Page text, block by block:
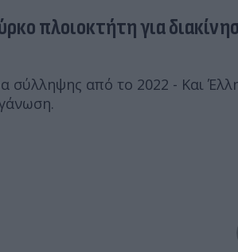
πλοιοκτήτη για
σύλληψης από το 2022 - Και